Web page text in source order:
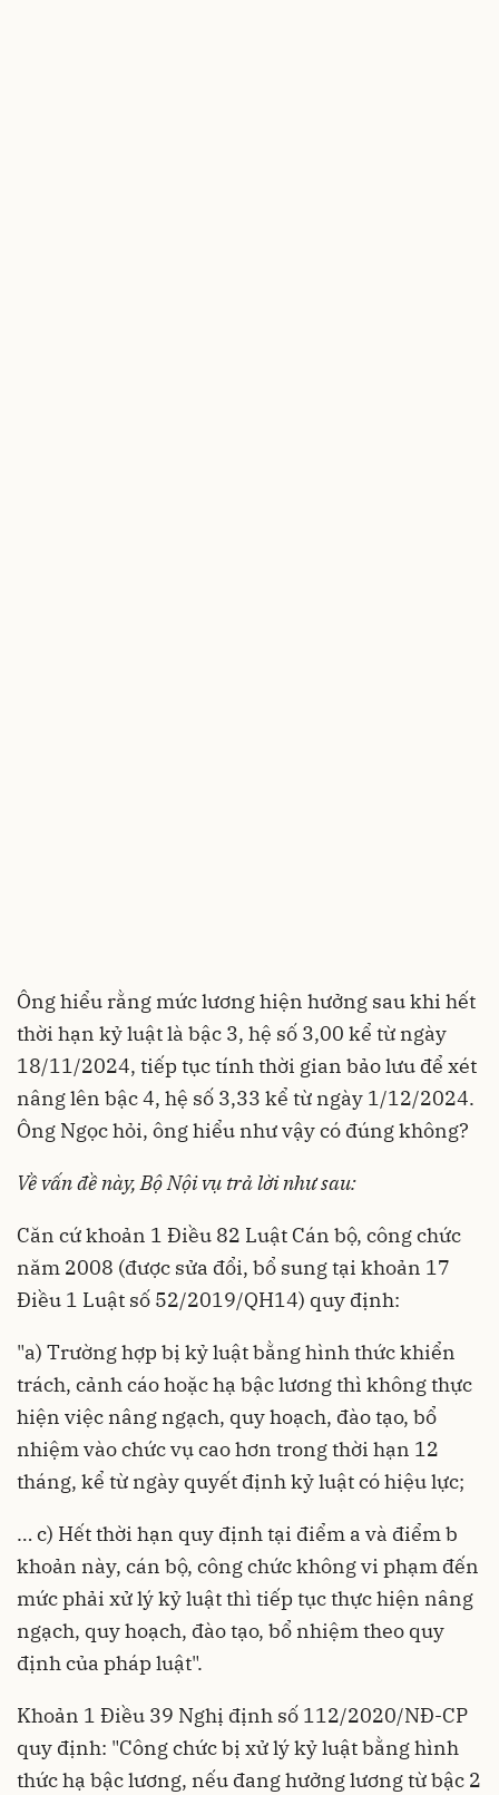
Ông hiểu rằng mức lương hiện hưởng sau khi hết
thời hạn kỷ luật là bậc 3, hệ số 3,00 kể từ ngày
18/11/2024, tiếp tục tính thời gian bảo lưu để xét
nâng lên bậc 4, hệ số 3,33 kể từ ngày 1/12/2024.
Ông Ngọc hỏi, ông hiểu như vậy có đúng không?
Về vấn đề này, Bộ Nội vụ trả lời như sau:
Căn cứ khoản 1 Điều 82 Luật Cán bộ, công chức
năm 2008 (được sửa đổi, bổ sung tại khoản 17
Điều 1 Luật số 52/2019/QH14) quy định:
"a) Trường hợp bị kỷ luật bằng hình thức khiển
trách, cảnh cáo hoặc hạ bậc lương thì không thực
hiện việc nâng ngạch, quy hoạch, đào tạo, bổ
nhiệm vào chức vụ cao hơn trong thời hạn 12
tháng, kể từ ngày quyết định kỷ luật có hiệu lực;
… c) Hết thời hạn quy định tại điểm a và điểm b
khoản này, cán bộ, công chức không vi phạm đến
mức phải xử lý kỷ luật thì tiếp tục thực hiện nâng
ngạch, quy hoạch, đào tạo, bổ nhiệm theo quy
định của pháp luật".
Khoản 1 Điều 39 Nghị định số 112/2020/NĐ-CP
quy định: "Công chức bị xử lý kỷ luật bằng hình
thức hạ bậc lương, nếu đang hưởng lương từ bậc 2